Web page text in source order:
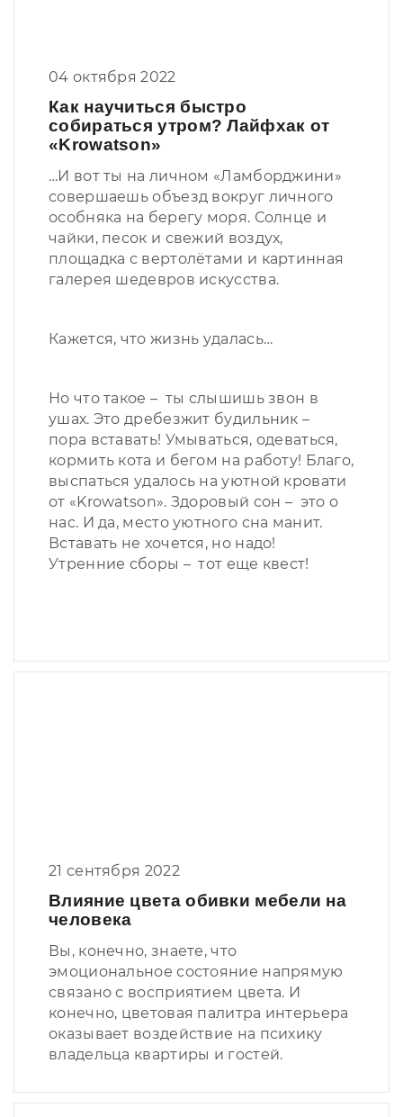
04 октября 2022
Как научиться быстро
собираться утром? Лайфхак от
«Krowatson»
…И вот ты на личном «Ламборджини»
совершаешь объезд вокруг личного
особняка на берегу моря. Солнце и
чайки, песок и свежий воздух,
площадка с вертолётами и картинная
галерея шедевров искусства.
Кажется, что жизнь удалась…
Но что такое – ты слышишь звон в
ушах. Это дребезжит будильник –
пора вставать! Умываться, одеваться,
кормить кота и бегом на работу! Благо,
выспаться удалось на уютной кровати
от «Krowatson». Здоровый сон – это о
нас. И да, место уютного сна манит.
Вставать не хочется, но надо!
Утренние сборы – тот еще квест!
21 сентября 2022
Влияние цвета обивки мебели на
человека
Вы, конечно, знаете, что
эмоциональное состояние напрямую
связано с восприятием цвета. И
конечно, цветовая палитра интерьера
оказывает воздействие на психику
владельца квартиры и гостей.